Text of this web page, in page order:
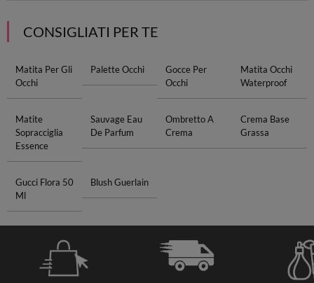
CONSIGLIATI PER TE
Matita Per Gli
Occhi
Palette Occhi
Gocce Per
Occhi
Matita Occhi
Waterproof
Matite
Sopracciglia
Essence
Sauvage Eau
De Parfum
Ombretto A
Crema
Crema Base
Grassa
Gucci Flora 50
Ml
Blush Guerlain